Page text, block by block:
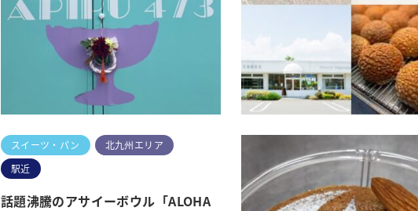
ら5年目になる『ふじまつパン工房』さん
&#x1f35e;店名は「藤松のみなさんに親…
ンした、かき氷専門店「
&#x1f367;もともとオーナーさん
かき氷が…
続き
スイーツ・パン
北九州エリア
駅近
話題沸騰のアサイーボウル「ALOHA